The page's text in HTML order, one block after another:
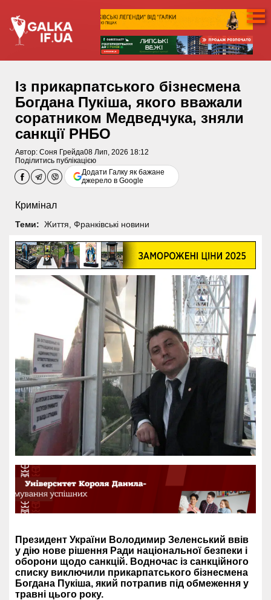
Із прикарпатського бізнесмена
Богдана Пукіша, якого вважали
соратником Медведчука, зняли
санкції РНБО
Автор: Соня Грейда08 Лип, 2026 18:12
Поділитись публікацією
Додати Галку як бажане
джерело в Google
Кримінал
Теми: Життя Франківські новини
Президент України Володимир Зеленський ввів
у дію нове рішення Ради національної безпеки і
оборони щодо санкцій. Водночас із санкційного
списку виключили прикарпатського бізнесмена
Богдана Пукіша, який потрапив під обмеження у
травні цього року.